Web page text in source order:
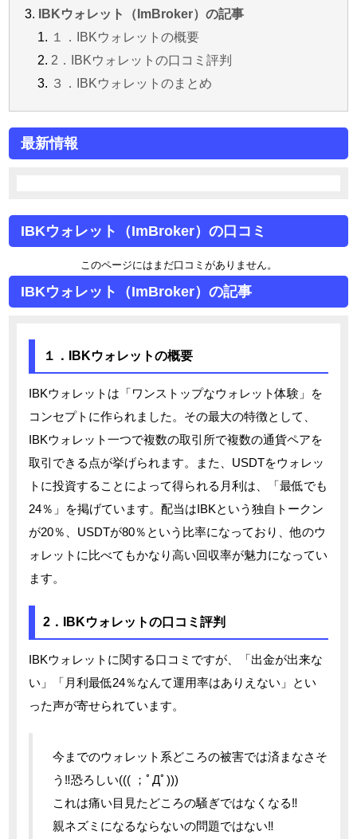
IBKウォレット（ImBroker）の記事
１．IBKウォレットの概要
2．IBKウォレットの口コミ評判
３．IBKウォレットのまとめ
最新情報
IBKウォレット（ImBroker）の口コミ
このページにはまだ口コミがありません。
IBKウォレット（ImBroker）の記事
１．IBKウォレットの概要
IBKウォレットは「ワンストップなウォレット体験」を
コンセプトに作られました。その最大の特徴として、
IBKウォレット一つで複数の取引所で複数の通貨ペアを
取引できる点が挙げられます。また、USDTをウォレッ
トに投資することによって得られる月利は、「最低でも
24％」を掲げています。配当はIBKという独自トークン
が20％、USDTが80％という比率になっており、他のウ
ォレットに比べてもかなり高い回収率が魅力になってい
ます。
2．IBKウォレットの口コミ評判
IBKウォレットに関する口コミですが、「出金が出来な
い」「月利最低24％なんて運用率はありえない」とい
った声が寄せられています。
今までのウォレット系どころの被害では済まなさそ
う‼️恐ろしい((( ；ﾟДﾟ)))
これは痛い目見たどころの騒ぎではなくなる‼️
親ネズミになるならないの問題ではない‼️